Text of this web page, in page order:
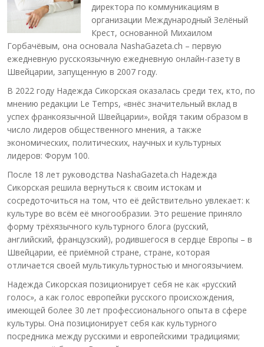
директора по коммуникациям в
организации Международный Зелёный
Крест, основанной Михаилом
Горбачёвым, она основала NashaGazeta.ch – первую
ежедневную русскоязычную ежедневную онлайн-газету в
Швейцарии, запущенную в 2007 году.
В 2022 году Надежда Сикорская оказалась среди тех, кто, по
мнению редакции Le Temps, «внёс значительный вклад в
успех франкоязычной Швейцарии», войдя таким образом в
число лидеров общественного мнения, а также
экономических, политических, научных и культурных
лидеров: Форум 100.
После 18 лет руководства NashaGazeta.ch Надежда
Сикорская решила вернуться к своим истокам и
сосредоточиться на том, что её действительно увлекает: к
культуре во всём её многообразии. Это решение приняло
форму трёхязычного культурного блога (русский,
английский, французский), родившегося в сердце Европы – в
Швейцарии, её приёмной стране, стране, которая
отличается своей мультикультурностью и многоязычием.
Надежда Сикорская позиционирует себя не как «русский
голос», а как голос европейки русского происхождения,
имеющей более 30 лет профессионального опыта в сфере
культуры. Она позиционирует себя как культурного
посредника между русскими и европейскими традициями;